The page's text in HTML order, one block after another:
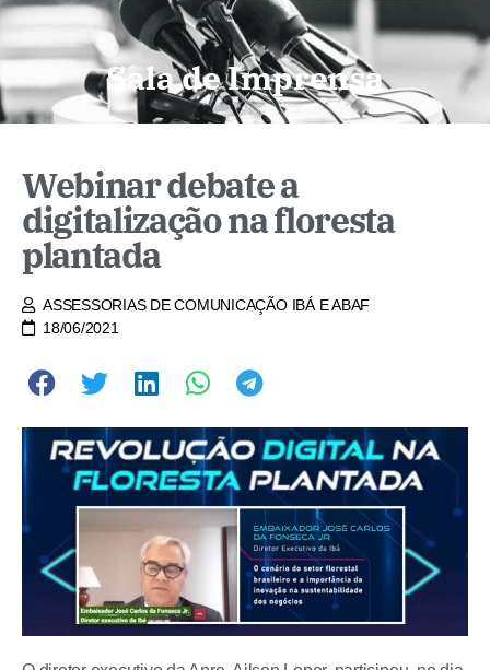
Sala de Imprensa
Webinar debate a
digitalização na floresta
plantada
ASSESSORIAS DE COMUNICAÇÃO IBÁ E ABAF
18/06/2021